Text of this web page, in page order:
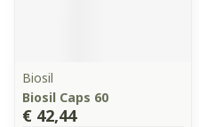
Biosil
Biosil Caps 60
€ 42,44